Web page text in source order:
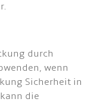
durch
wenn
Sicherheit in
die